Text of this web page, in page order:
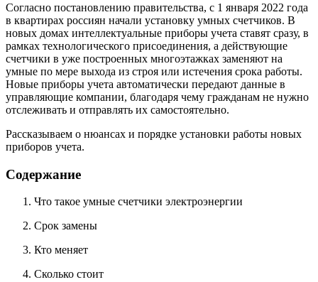
Согласно постановлению правительства, с 1 января 2022 года
в квартирах россиян начали установку умных счетчиков. В
новых домах интеллектуальные приборы учета ставят сразу, в
рамках технологического присоединения, а действующие
счетчики в уже построенных многоэтажках заменяют на
умные по мере выхода из строя или истечения срока работы.
Новые приборы учета автоматически передают данные в
управляющие компании, благодаря чему гражданам не нужно
отслеживать и отправлять их самостоятельно.
Рассказываем о нюансах и порядке установки работы новых
приборов учета.
Содержание
Что такое умные счетчики электроэнергии
Срок замены
Кто меняет
Сколько стоит